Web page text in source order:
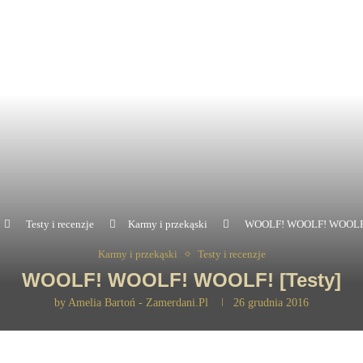
Testy i recenzje Karmy i przekąski WOOLF! WOOLF!
Karmy i przekąski Testy i recenzje
WOOLF! WOOLF! WOOLF! [Testy]
by Amelia Bartoń - Zamerdani.pl 26 grudnia 2016